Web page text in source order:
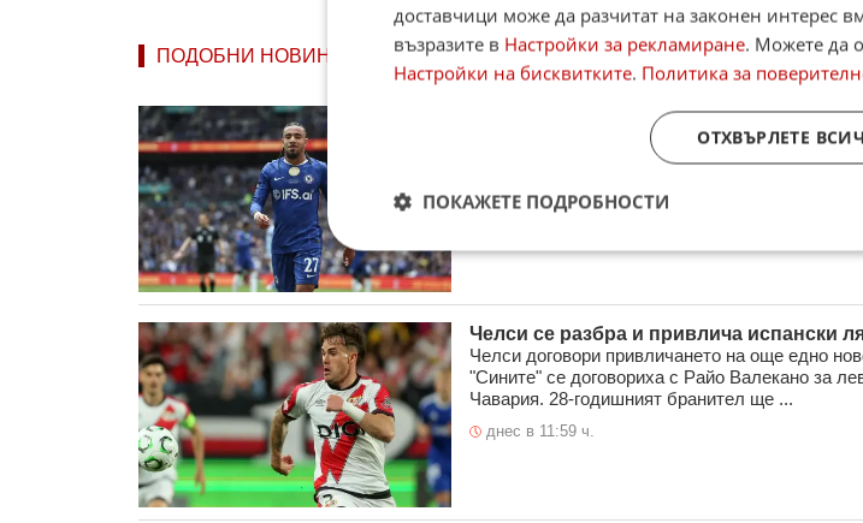
ПОДОБНИ НОВИНИ
Манчестър Сити иска да привлече Мало
Манчестър Сити е в търсене на нови
авторитетни източници, включително
днес в 16:24 ч.
Челси се разбра и привлича испански
Челси договори привличането на още едно
"Сините" се договориха с Райо Валекано за
Чавария. 28-годишният бранител ще ...
днес в 11:59 ч.
доставчици може да разчитат на законен интерес
възразите в Настройки за рекламиране. Можете да
Настройки на бисквитките. Политика за
ОТХВЪРЛЕТЕ
ПОКАЖЕТЕ ПОДРОБНОСТИ